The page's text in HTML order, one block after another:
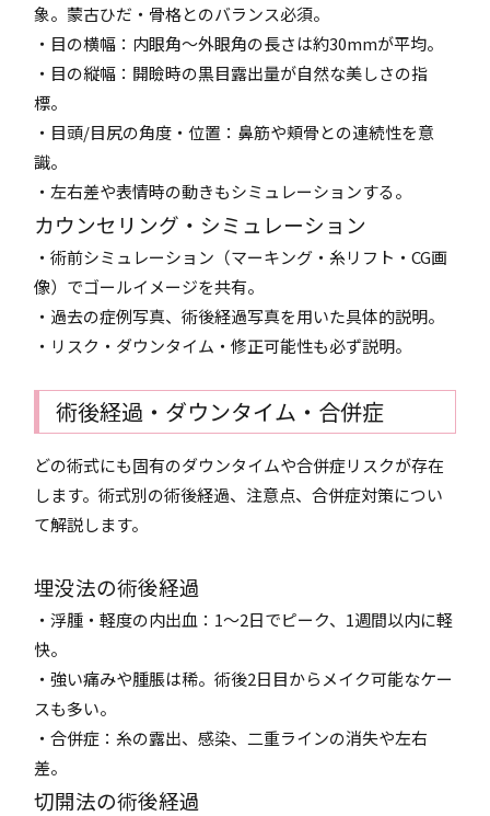
象。蒙古ひだ・骨格とのバランス必須。
・目の横幅：内眼角～外眼角の長さは約30mmが平均。
・目の縦幅：開瞼時の黒目露出量が自然な美しさの指
標。
・目頭/目尻の角度・位置：鼻筋や頬骨との連続性を意
識。
・左右差や表情時の動きもシミュレーションする。
カウンセリング・シミュレーション
・術前シミュレーション（マーキング・糸リフト・CG画
像）でゴールイメージを共有。
・過去の症例写真、術後経過写真を用いた具体的説明。
・リスク・ダウンタイム・修正可能性も必ず説明。
術後経過・ダウンタイム・合併症
どの術式にも固有のダウンタイムや合併症リスクが存在
します。術式別の術後経過、注意点、合併症対策につい
て解説します。
埋没法の術後経過
・浮腫・軽度の内出血：1～2日でピーク、1週間以内に軽
快。
・強い痛みや腫脹は稀。術後2日目からメイク可能なケー
スも多い。
・合併症：糸の露出、感染、二重ラインの消失や左右
差。
切開法の術後経過